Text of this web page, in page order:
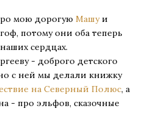
мою дорогую Машуи
потому они оба теперь
сердцах.
- доброго детского
с ней мы делали книжку
на Северный Полюс, а
- про эльфов, сказочные